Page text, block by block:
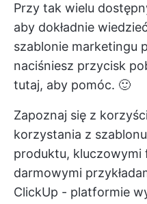
Przy tak wielu
aby dokładnie
szablonie marketingu
naciśniesz przycisk
tutaj, aby pomóc. 🙂
Zapoznaj się z
korzystania z
produktu, kluczowymi
darmowymi
ClickUp - platformie